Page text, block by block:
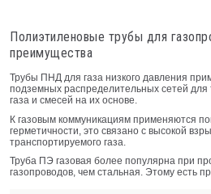
Полиэтиленовые трубы для
преимущества
Трубы ПНД для газа низкого давления
подземных распределительных сетей для
газа и смесей на их основе.
К газовым коммуникациям применяются
герметичности, это связано с высокой
транспортируемого газа.
Труба ПЭ газовая более популярна при
газопроводов, чем стальная. Этому есть